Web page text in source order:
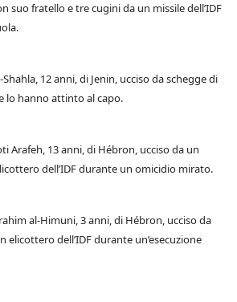
suo fratello e tre cugini da un missile dell’IDF
12 anni, di Jenin, ucciso da schegge di
lo hanno attinto al capo.
Arafeh, 13 anni, di Hébron, ucciso da un
dell’IDF durante un omicidio mirato.
al-Himuni, 3 anni, di Hébron, ucciso da
elicottero dell’IDF durante un’esecuzione